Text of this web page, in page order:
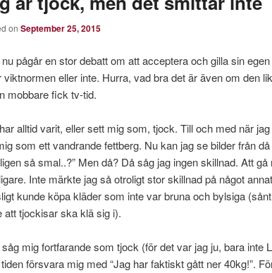
on September 25, 2015
pågår en stor debatt om att acceptera och gilla sin
viktnormen eller inte. Hurra, vad bra det är även om den
mobbare fick tv-tid.
alltid varit, eller sett mig som, tjock. Till och med när
som ett vandrande fettberg. Nu kan jag se bilder från
så smal..?” Men då? Då såg jag ingen skillnad. Att
Inte märkte jag så otroligt stor skillnad på något
kunde köpa kläder som inte var bruna och bylsiga
att tjockisar ska klä sig i).
mig fortfarande som tjock (för det var jag ju, bara inte
försvara mig med “Jag har faktiskt gått ner 40kg!”.